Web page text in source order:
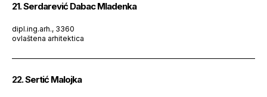
21. Serdarević Dabac Mladenka
dipl.ing.arh., 3360
ovlaštena arhitektica
22. Sertić Malojka